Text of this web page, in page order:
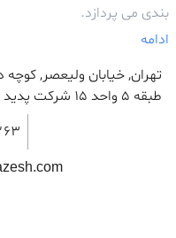
بندی می پردازد.
ادامه
طبقه ۵ واحد ۱۵ شرکت پدید پردازش پایدار